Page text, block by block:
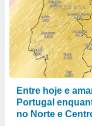
Entre hoje e
Portugal
no Norte e